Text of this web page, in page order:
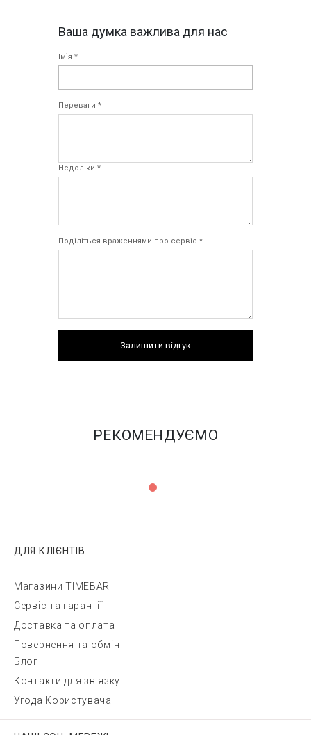
Ваша думка важлива для нас
Ім`я *
Переваги *
Недоліки *
Поділіться враженнями про сервіс *
Залишити відгук
РЕКОМЕНДУЄМО
ДЛЯ КЛІЄНТІВ
Магазини TIMEBAR
Сервіс та гарантії
Доставка та оплата
Повернення та обмін
Блог
Контакти для зв'язку
Угода Користувача